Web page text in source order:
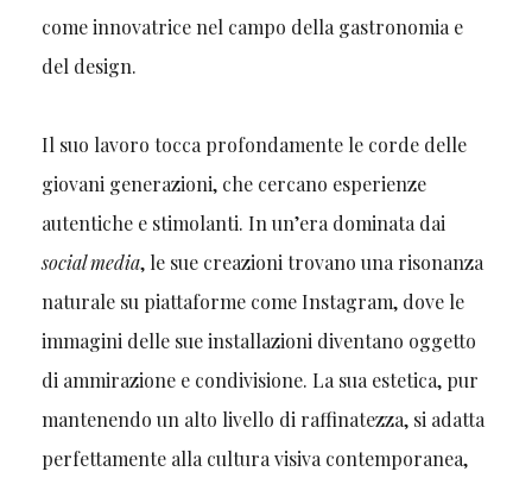
come innovatrice nel campo della gastronomia e
del design.
Il suo lavoro tocca profondamente le corde delle
giovani generazioni, che cercano esperienze
autentiche e stimolanti. In un’era dominata dai
social media, le sue creazioni trovano una risonanza
naturale su piattaforme come Instagram, dove le
immagini delle sue installazioni diventano oggetto
di ammirazione e condivisione. La sua estetica, pur
mantenendo un alto livello di raffinatezza, si adatta
perfettamente alla cultura visiva contemporanea,